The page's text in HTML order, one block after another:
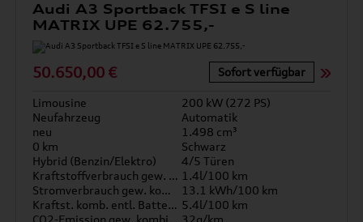
Audi A3 Sportback TFSI e S line
MATRIX UPE 62.755,-
50.650,00 € Sofort verfügbar
Limousine
200 kW (272 PS)
Neufahrzeug
Automatik
neu
1.498 cm³
0 km
Schwarz
Hybrid (Benzin/Elektro)
4/5 Türen
Kraftstoffverbrauch gew. kombiniert 1.4l/100 km
Stromverbrauch gew. kombiniert
13.1 kWh/100 km
Kraftst. komb. entl. Batterie 5.4l/100 km
CO2-Emission gew. kombiniert 32g/km